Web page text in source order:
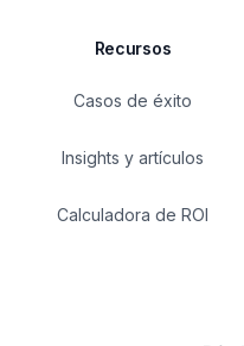
Recursos
Casos de éxito
Insights y artículos
Calculadora de ROI